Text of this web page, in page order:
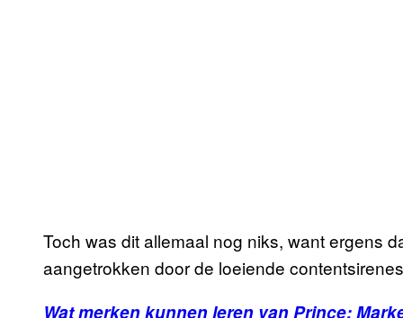
Toch was dit allemaal nog niks, want ergens
aangetrokken door de loeiende
Wat merken kunnen leren van Prince: